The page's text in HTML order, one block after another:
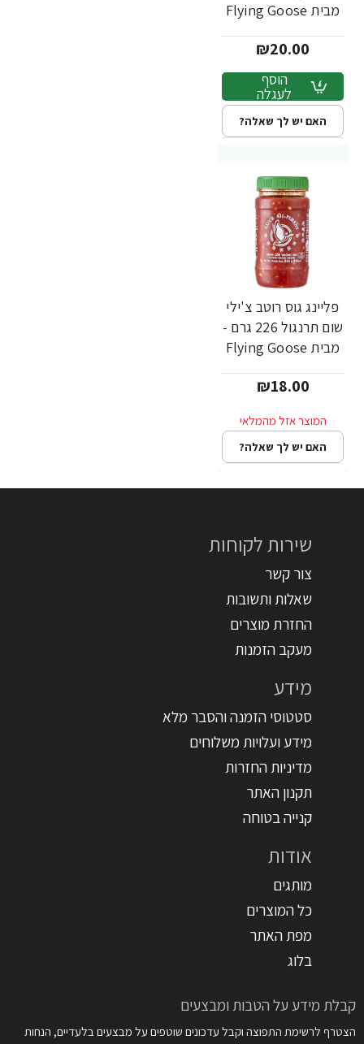
מבית Flying Goose
₪20.00
הוסף
לעגלה
האם יש לך שאלה?
פליינג גוס רוטב צ'ילי
שום תרנגול 226 גרם -
מבית Flying Goose
₪18.00
האם יש לך שאלה?
שירות לקוחות
צור קשר
שאלות ותשובות
החזרת מוצרים
מעקב הזמנות
מידע
סטטוסי הזמנה והסבר מלא
מידע ועלויות משלוחים
מדיניות החזרות
תקנון האתר
קנייה בטוחה
אודות
מותגים
כל המוצרים
מפת האתר
בלוג
קבלת מידע על הטבות ומבצעים
הצטרף לרשימת התפוצה וקבל עדכונים שוטפים על מבצעים בלעדיים, הנחות